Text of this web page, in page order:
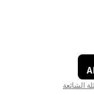
الشائعة